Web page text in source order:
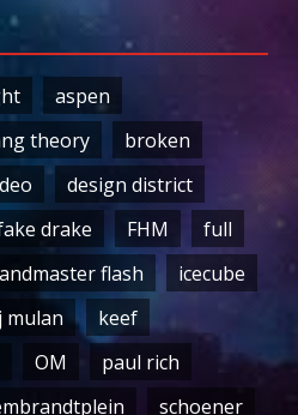
aspen
theory
broken
design district
drake FHM
full
flash
icecube
j mulan
keef
OM
paul rich
schoener